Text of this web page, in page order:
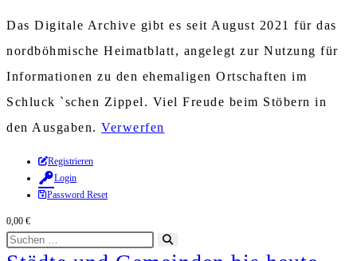
Das Digitale Archive gibt es seit August 2021 für das
nordböhmische Heimatblatt, angelegt zur Nutzung für
Informationen zu den ehemaligen Ortschaften im
Schluck `schen Zippel. Viel Freude beim Stöbern in
den Ausgaben. Verwerfen
Zum
Inhalt
springen
Registrieren
Login
Password Reset
0,00 €
Diese
Website